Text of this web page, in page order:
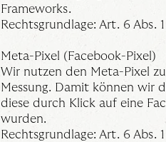
Frameworks.
Rechtsgrundlage: Art. 6 Abs.
Meta-Pixel (Facebook-Pixel)
Wir nutzen den Meta-Pixel
Messung. Damit können wir
diese durch Klick auf eine
wurden.
Rechtsgrundlage: Art. 6 Abs.